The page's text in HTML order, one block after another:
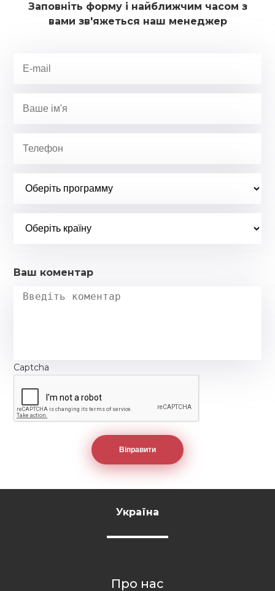
Заповніть форму і найближчим часом з
вами зв'яжеться наш менеджер
Ваш коментар
Captcha
Україна
Про нас